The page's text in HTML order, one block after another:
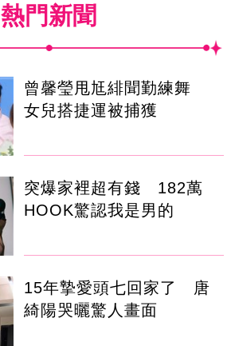
熱門新聞
曾馨瑩甩尪緋聞勤練舞
女兒搭捷運被捕獲
突爆家裡超有錢 182萬
HOOK驚認我是男的
15年摯愛頭七回家了 唐
綺陽哭曬驚人畫面